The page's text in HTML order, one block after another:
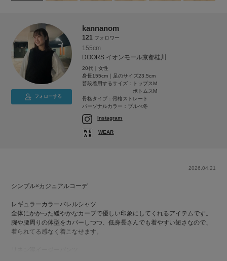
フォローする
kannanom
121 フォロワー
155cm
DOORS イオンモール京都桂川
20代｜女性
身長155cm｜足のサイズ23.5cm
普段着用するサイズ：
トップスM
ボトムスM
骨格タイプ：骨格ストレート
パーソナルカラー：ブルべ冬
Instagram
WEAR
2026.04.21
シンプル×カジュアルコーデ
レギュラーカラーバレルシャツ
全体にかかった緩やかなカーブで優しい印象にしてくれるアイテムです。
腕や腰周りの体型をカバーしつつ、低身長さんでも着やすい短さなので、
着られてる感なく着こなせます。